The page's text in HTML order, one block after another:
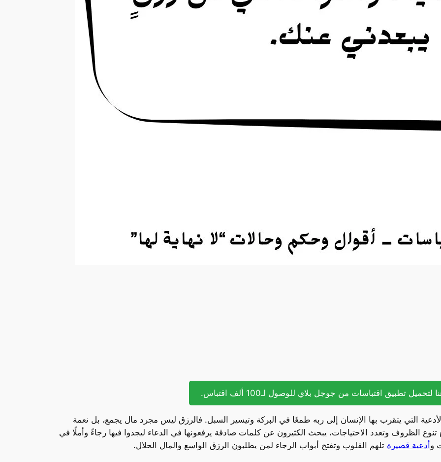
لتحميل تطبيق اقتباسات من جوجل بلاي للوصول لـ100 ألف اقتباس.
التي يتقرب بها الإنسان إلى ربه طمعًا في البركة وتيسير السبل. فالرزق ليس مجرد مال يجمع، بل نعمة
تنوع الظروف وتعدد الاحتياجات، يبحث الكثيرون عن كلمات صادقة يرفعونها في الدعاء ليجدوا فيها رجاءً وأملًا في
و أدعية قصيرة تلهم القلوب وتفتح أبواب الرجاء لمن يطلبون الرزق الواسع والمال الحلال.